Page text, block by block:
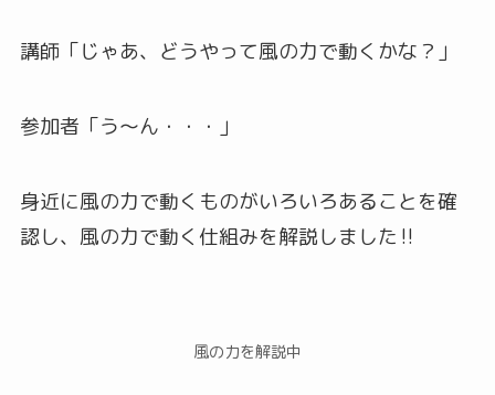
講師「じゃあ、どうやって風の力で動くかな？」
参加者「う〜ん・・・」
身近に風の力で動くものがいろいろあることを確
認し、風の力で動く仕組みを解説しました‼
風の力を解説中